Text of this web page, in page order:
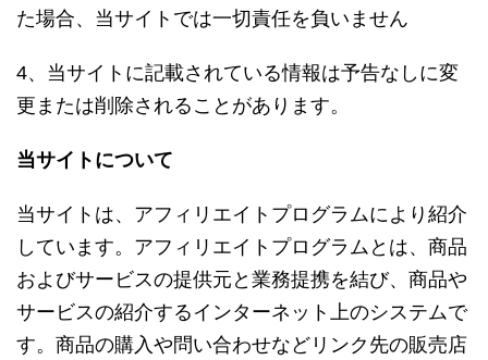
た場合、当サイトでは一切責任を負いません
4、当サイトに記載されている情報は予告なしに変
更または削除されることがあります。
当サイトについて
当サイトは、アフィリエイトプログラムにより紹介
しています。アフィリエイトプログラムとは、商品
およびサービスの提供元と業務提携を結び、商品や
サービスの紹介するインターネット上のシステムで
す。商品の購入や問い合わせなどリンク先の販売店